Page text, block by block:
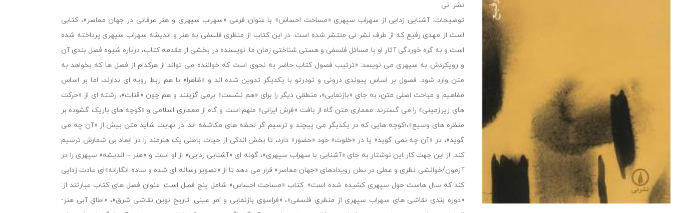
نشر: نی
توضیحات: آشنایی زدایی از سهراب سپهری «مساحت احساس» با عنوان فرعی «سهراب سپهری و هنر عرفانی در جهان معاصر»، کتابی
است از مهدی رفیع که از طرف نشر نی منتشر شده است. در این کتاب از منظری فلسفی به هنر و اندیشه سهراب سپهری پرداخته شده
است و به گره خوردگی آثار او با مسائل فلسفی و هستی شناختی زمان ما. نویسنده در بخشی از مقدمه کتاب، درباره شیوه فصل بندی آن
و رویکردش به سپهری می نویسد: «ترتیب فصول کتاب حاضر به نحوی است که خواننده می تواند از هرکدام از فصل ها که بخواهد به
متن وارد شود. فصول بر اساس پیوندی درونی و تودرتو با یکدیگر تدوین شده اند و «ظاهرا» با هم ربط رویه ای ندارند، اما بر اساس
مفاهیم و مباحث اصلی متن، به جای «بازنمایی»، منطقی دیگر را برای «هم نشست» برمی گزینند و هم چون «قنات»، رشته ای از «حرکت
های زیرزمینی» را می گسترند. معماری متن گاه از بافت «فرش ایرانی» ملهم است و گاه از معماری اسلامی و «کوچه های باریک گشوده بر
منظره های وسیع»،؛کوچه هایی که در یکدیگر می پیچند و ترسیم گر لحظه های مکاشفه اند. در نهایت شاید متن بیش از «آن چه می
گوید»، در «آن چه نمی گوید» یا در «خلوت» خود «حضور» دارد، تا بخش اندکی از حیات باطنی یک هنرمند را در ابعاد بی شمارش ترسیم
کند. از این جهت کار این نوشتار به جای «آشنایی با سهراب سپهری»، گونه ای «آشنایی زدایی» از او است و «هنر – اندیشه» سپهری را در
آزمون/خوانشی نظری و عملی در بطن رویدادهای «جهان معاصر» قرار می دهد تا از «تصویر رسانه ای شده و ساده انگارانه»ای عادت زدایی
کند که سال هاست حول سپهری کشیده شده است». کتاب «مساحت احساس» شامل پنج فصل است. عنوان فصل های کتاب عبارتند از:
«دوره بندی نقاشی های سهراب سپهری از منظری فلسفی»، «فراسوی بازنمایی و امر عینی: تاریخ نوین نقاشی شرق»، «اطاقِ آبی هنر-